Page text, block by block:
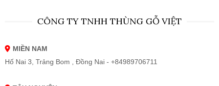
CÔNG TY TNHH THÙNG GỖ VIỆT
MIỀN NAM
Hố Nai 3, Trảng Bom , Đồng Nai - +84989706711